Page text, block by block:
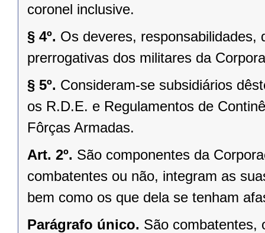
coronel inclusive.
§ 4º. Os deveres, responsabilidades,
prerrogativas dos militares da
§ 5º. Consideram-se subsidiários
os R.D.E. e Regulamentos de
Fôrças Armadas.
Art. 2º. São componentes da
combatentes ou não, integram as
bem como os que dela se tenham
Parágrafo único. São combatentes,